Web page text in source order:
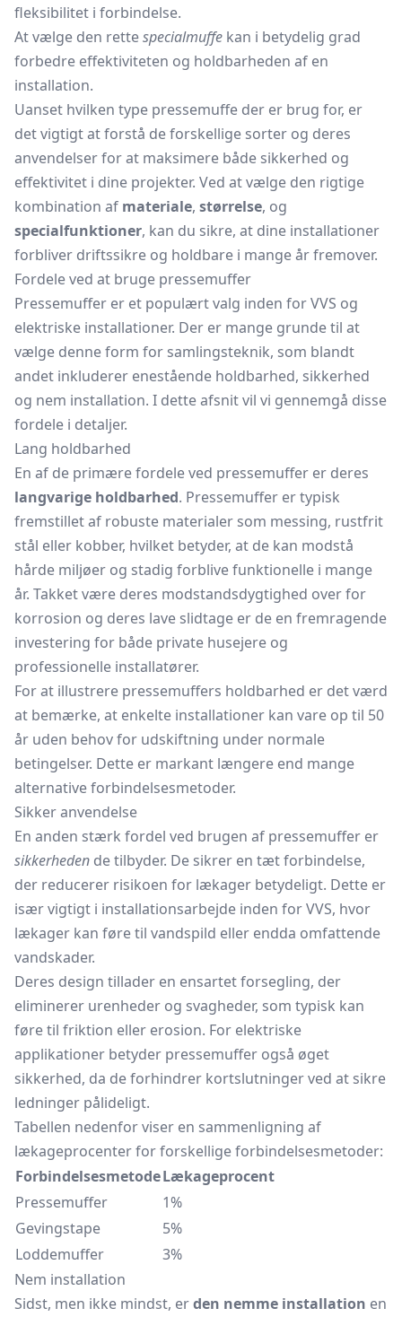
fleksibilitet i forbindelse.
At vælge den rettespecialmuffe kan i betydelig grad
forbedre effektiviteten og holdbarheden af en
installation.
Uanset hvilken type pressemuffe der er brug for, er
det vigtigt at forstå de forskellige sorter og deres
anvendelser for at maksimere både sikkerhed og
effektivitet i dine projekter. Ved at vælge den rigtige
kombination af materiale, størrelse, og
specialfunktioner, kan du sikre, at dine installationer
forbliver driftssikre og holdbare i mange år fremover.
Fordele ved at bruge pressemuffer
Pressemuffer er et populært valg inden for VVS og
elektriske installationer. Der er mange grunde til at
vælge denne form for samlingsteknik, som blandt
andet inkluderer enestående holdbarhed, sikkerhed
og nem installation. I dette afsnit vil vi gennemgå disse
fordele i detaljer.
Lang holdbarhed
En af de primære fordele ved pressemuffer er deres
langvarige holdbarhed. Pressemuffer er typisk
fremstillet af robuste materialer som messing, rustfrit
stål eller kobber, hvilket betyder, at de kan modstå
hårde miljøer og stadig forblive funktionelle i mange
år. Takket være deres modstandsdygtighed over for
korrosion og deres lave slidtage er de en fremragende
investering for både private husejere og
professionelle installatører.
For at illustrere pressemuffers holdbarhed er det værd
at bemærke, at enkelte installationer kan vare op til 50
år uden behov for udskiftning under normale
betingelser. Dette er markant længere end mange
alternative forbindelsesmetoder.
Sikker anvendelse
En anden stærk fordel ved brugen af pressemuffer er
sikkerheden de tilbyder. De sikrer en tæt forbindelse,
der reducerer risikoen for lækager betydeligt. Dette er
især vigtigt i installationsarbejde inden for VVS, hvor
lækager kan føre til vandspild eller endda omfattende
vandskader.
Deres design tillader en ensartet forsegling, der
eliminerer urenheder og svagheder, som typisk kan
føre til friktion eller erosion. For elektriske
applikationer betyder pressemuffer også øget
sikkerhed, da de forhindrer kortslutninger ved at sikre
ledninger pålideligt.
Tabellen nedenfor viser en sammenligning af
lækageprocenter for forskellige forbindelsesmetoder:
ForbindelsesmetodeLækageprocent
Pressemuffer
1%
Gevingstape
5%
Loddemuffer
3%
Nem installation
Sidst, men ikke mindst, erden nemme installation en